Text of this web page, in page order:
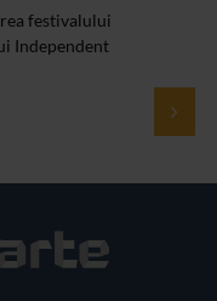
festivalului
Independent